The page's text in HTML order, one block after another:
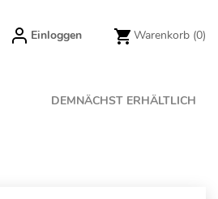
Einloggen Warenkorb (0)
DEMNÄCHST ERHÄLTLICH